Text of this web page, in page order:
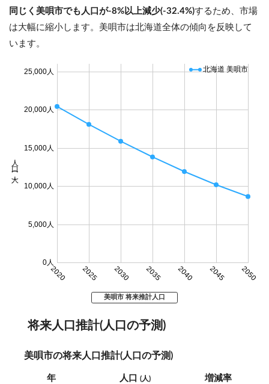
同じく美唄市でも人口が-8%以上減少(-32.4%)するため、市場
は大幅に縮小します。美唄市は北海道全体の傾向を反映して
います。
2020 2025 2030 2035 2040 2045 2050
0人
5,000人
10,000人
15,000人
20,000人
25,000人
人口 (人)
北海道 美唄市
美唄市 将来推計人口
将来人口推計(人口の予測)
美唄市の将来人口推計(人口の予測)
年 人口 (人) 増減率